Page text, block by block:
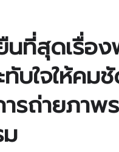
ที่สุดเรื่อ
ทับใจให้ค
ารถ่ายภา